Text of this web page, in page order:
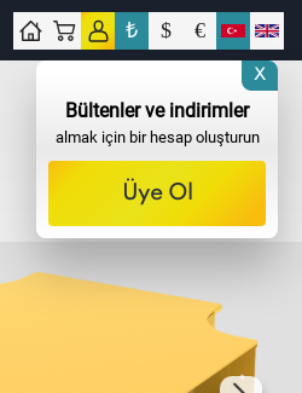
₺ $ €
X
Bültenler ve indirimler
almak için bir hesap oluşturun
Üye Ol